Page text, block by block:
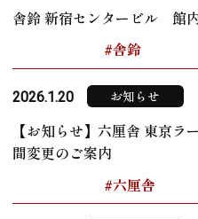
舎鈴 新宿センタービル 館
#舎鈴
2026.1.20 お知らせ
【お知らせ】六厘舎 東京
間変更のご案内
#六厘舎